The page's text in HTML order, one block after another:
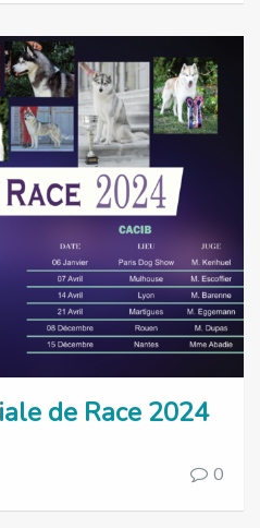
de Race 2024
0